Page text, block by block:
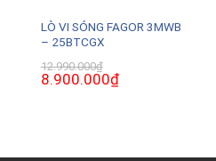
LÒ VI SÓNG FAGOR 3MWB
– 25BTCGX
12.990.000₫
Giá
gốc
8.900.000₫Giá
hiện